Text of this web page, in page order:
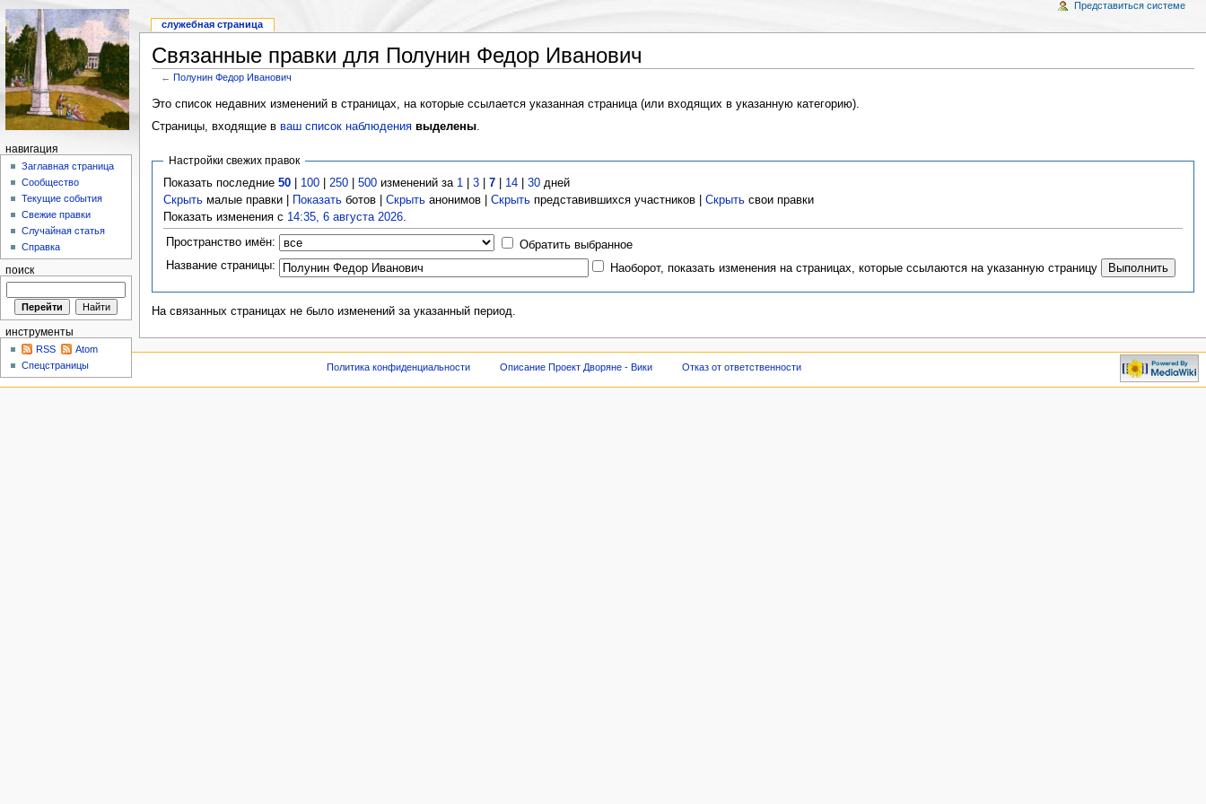
Связанные правки для Полунин Федор Иванович
←Полунин Федор Иванович
Это список недавних изменений в страницах, на которые ссылается указанная страница (или входящих в указанную категорию).
Страницы, входящие в ваш список наблюдения выделены.
Настройки свежих правок
Показать последние50 100 |250 |500 изменений за 1 |3 |7 14 |30 дней
Скрыть малые правки | Показать ботов |Скрыть анонимов |Скрыть представившихся участников |Скрыть свои правки
Показать изменения с 14:35, 6 августа 2026.
Пространство имён:
Обратить выбранное
Название страницы:
Наоборот, показать изменения на страницах, которые ссылаются на указанную страницу
На связанных страницах не было изменений за указанный период.
служебная страница
Представиться системе
навигация
Заглавная страница
Сообщество
Текущие события
Свежие правки
Случайная статья
Справка
поиск
инструменты
RSS
Atom
Спецстраницы
Политика конфиденциальности Описание Проект Дворяне - Вики Отказ от ответственности